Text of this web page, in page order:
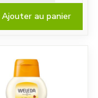
Ajouter au panier